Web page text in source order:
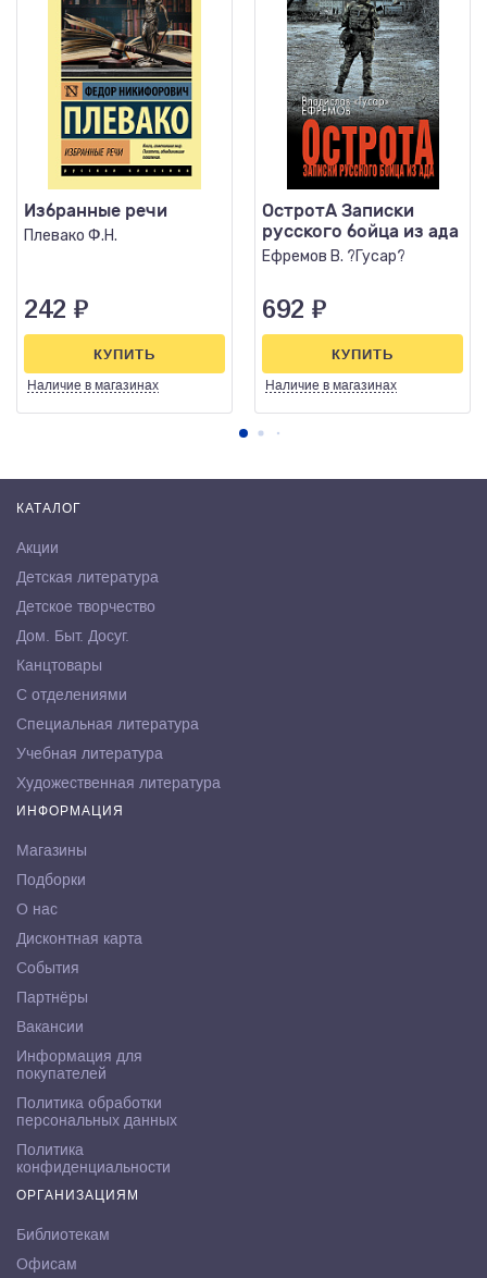
Избранные речи
Плевако Ф.Н.
242 ₽
Наличие в магазинах
КУПИТЬ
ОстротА Записки
русского бойца из ада
Ефремов В. ?Гусар?
692 ₽
Наличие в магазинах
КУПИТЬ
КАТАЛОГ
Акции
Детская литература
Детское творчество
Дом. Быт. Досуг.
Канцтовары
С отделениями
Специальная литература
Учебная литература
Художественная литература
ИНФОРМАЦИЯ
Магазины
Подборки
О нас
Дисконтная карта
События
Партнёры
Вакансии
Информация для
покупателей
Политика обработки
персональных данных
Политика
конфиденциальности
ОРГАНИЗАЦИЯМ
Библиотекам
Офисам